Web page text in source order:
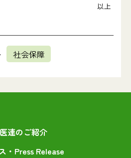
以上
社会保障
連のご紹介
・Press Release